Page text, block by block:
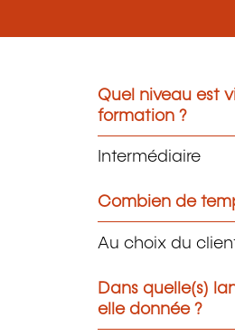
Quel niveau est
formation ?
Intermédiaire
Combien de
Au choix du
Dans quelle(s)
elle donnée ?